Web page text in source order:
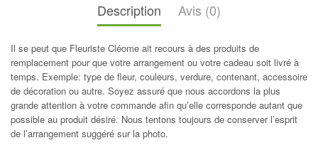
Description Avis (0)
Il se peut que Fleuriste Cléome ait recours à des produits de
remplacement pour que votre arrangement ou votre cadeau soit livré à
temps. Exemple: type de fleur, couleurs, verdure, contenant, accessoire
de décoration ou autre. Soyez assuré que nous accordons la plus
grande attention à votre commande afin qu’elle corresponde autant que
possible au produit désiré. Nous tentons toujours de conserver l’esprit
de l’arrangement suggéré sur la photo.